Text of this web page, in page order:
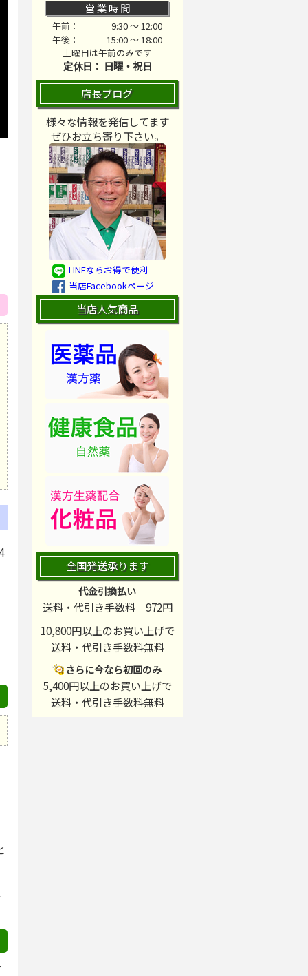
営 業 時 間
午前：
9:30 ～ 12:00
午後：
15:00 ～ 18:00
土曜日は午前のみです
定休日： 日曜・祝日
店長ブログ
様々な情報を発信してます
ぜひお立ち寄り下さい。
LINEならお得で便利
当店Facebookページ
当店人気商品
全国発送承ります
代金引換払い
送料・代引き手数料 972円
10,800円以上のお買い上げで
送料・代引き手数料無料
さらに今なら初回のみ
5,400円以上のお買い上げで
送料・代引き手数料無料